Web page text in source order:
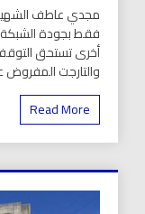
مجدي عاطف
فقط بجودة الشبكة
أخرى تستحق
والتارجت
Read More